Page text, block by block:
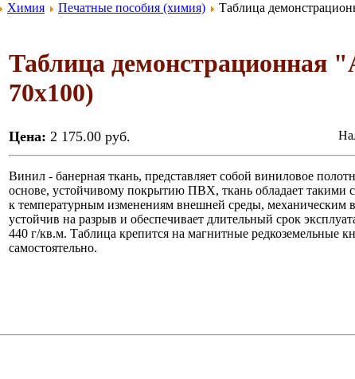
Химия Печатные пособия (химия) Таблица
Таблица
70х100)
Цена: 2 175.00 руб.
Винил - банерная ткань, представляет собой виниловое
основе, устойчивому покрытию ПВХ, ткань обладает такими
к температурным изменениям внешней среды, механическим
устойчив на разрыв и обеспечивает длительный срок
440 г/кв.м. Таблица крепится на магнитные редкоземельные
самостоятельно.